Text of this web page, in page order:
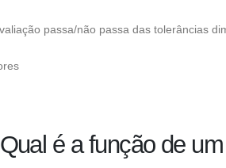
passa/não passa das tolerâncias
é a função de